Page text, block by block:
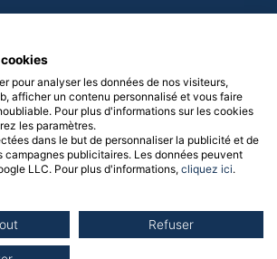
Mentions légales|
pour analyser les données de nos visiteurs,
afficher un contenu personnalisé et vous faire
Pour plus d'informations sur les cookies
les paramètres.
dans le but de personnaliser la publicité et de
campagnes publicitaires. Les données peuvent
LLC. Pour plus d'informations, cliquez ici.
Refuser